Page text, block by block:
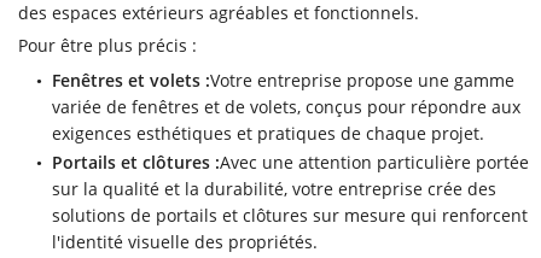
des espaces extérieurs agréables et fonctionnels.
Pour être plus précis :
Fenêtres et volets :Votre entreprise propose une gamme
variée de fenêtres et de volets, conçus pour répondre aux
exigences esthétiques et pratiques de chaque projet.
Portails et clôtures :Avec une attention particulière portée
sur la qualité et la durabilité, votre entreprise crée des
solutions de portails et clôtures sur mesure qui renforcent
l'identité visuelle des propriétés.